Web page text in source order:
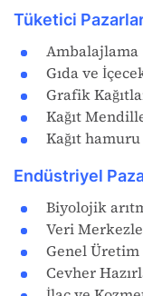
Tüketici
Ambalajlama
Gıda ve
Grafik
Kağıt
Kağıt hamuru
Endüstriyel
Biyolojik
Veri
Genel Üretim
Cevher